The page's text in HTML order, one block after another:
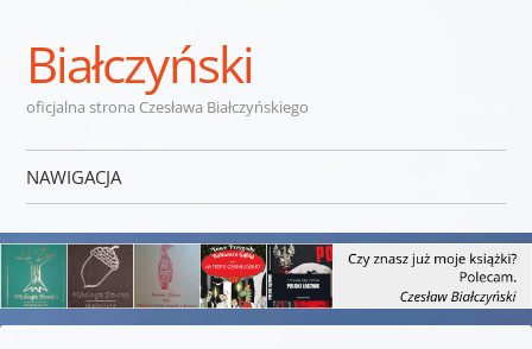
Białczyński
oficjalna strona Czesława Białczyńskiego
NAWIGACJA